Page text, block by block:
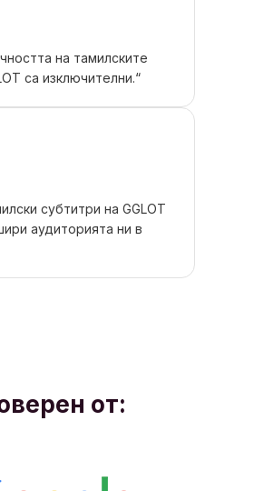
на тамилските
са изключителни.“
субтитри на GGLOT
аудиторията ни в
от: